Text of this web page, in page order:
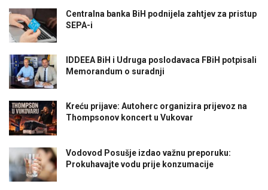
Centralna banka BiH podnijela zahtjev za pristup
SEPA-i
IDDEEA BiH i Udruga poslodavaca FBiH potpisali
Memorandum o suradnji
Kreću prijave: Autoherc organizira prijevoz na
Thompsonov koncert u Vukovar
Vodovod Posušje izdao važnu preporuku:
Prokuhavajte vodu prije konzumacije